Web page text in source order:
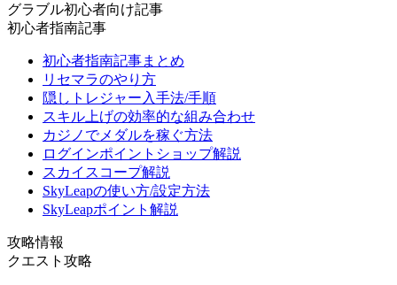
グラブル初心者向け記事
初心者指南記事
初心者指南記事まとめ
リセマラのやり方
隠しトレジャー入手法/手順
スキル上げの効率的な組み合わせ
カジノでメダルを稼ぐ方法
ログインポイントショップ解説
スカイスコープ解説
SkyLeapの使い方/設定方法
SkyLeapポイント解説
攻略情報
クエスト攻略